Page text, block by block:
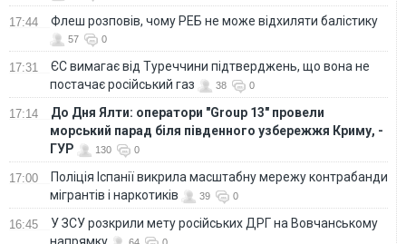
17:44 Флеш розповів, чому РЕБ не може відхиляти балістику
57 0
17:31
ЄС вимагає від Туреччини підтверджень, що вона не
постачає російський газ
38 0
17:14
До Дня Ялти: оператори "Group 13" провели
морський парад біля південного узбережжя Криму, -
ГУР
130 0
17:00
Поліція Іспанії викрила масштабну мережу контрабанди
мігрантів і наркотиків
39 0
16:45
У ЗСУ розкрили мету російських ДРГ на Вовчанському